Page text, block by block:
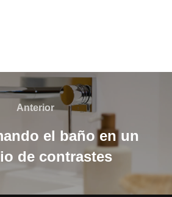
Anterior
Anterior
el baño en un
de contrastes